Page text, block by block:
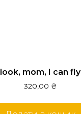
look, mom, I can fly
320,00 ₴